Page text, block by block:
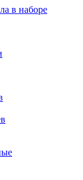
в наборе